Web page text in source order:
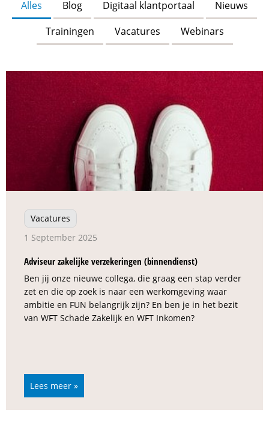
Alles Blog Digitaal klantportaal
Nieuws
Trainingen
Vacatures Webinars
Vacatures
1 September 2025
Adviseur zakelijke verzekeringen (binnendienst)
Ben jij onze nieuwe collega, die graag een stap verder
zet en die op zoek is naar een werkomgeving waar
ambitie en FUN belangrijk zijn? En ben je in het bezit
van WFT Schade Zakelijk en WFT Inkomen?
Lees meer »